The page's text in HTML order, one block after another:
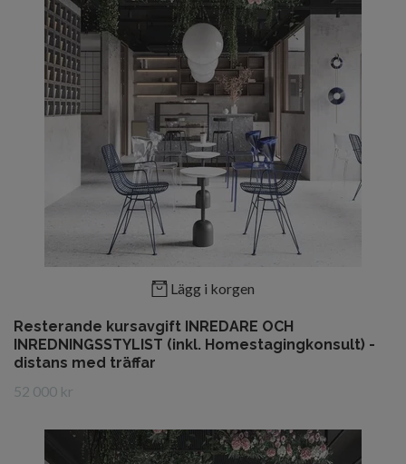
Lägg i korgen
Resterande kursavgift INREDARE OCH
INREDNINGSSTYLIST (inkl. Homestagingkonsult) -
distans med träffar
52 000 kr